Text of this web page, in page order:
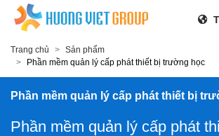
Trang chủ
Sản phẩm
Phần mềm quản lý cấp phát thiết bị trường học
Phần mềm quản lý cấp phát thiết bị
Phần mềm quản lý cấp phát